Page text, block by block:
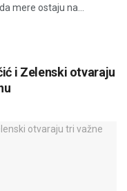
mere ostaju na...
i Zelenski otvaraju